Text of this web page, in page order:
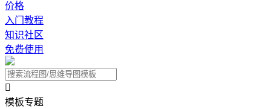
价格
入门教程
知识社区
免费使用

模板专题